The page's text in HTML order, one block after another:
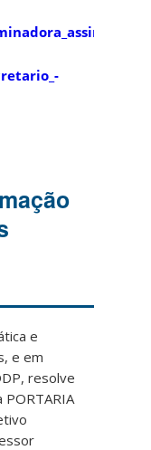
e
e em
resolve